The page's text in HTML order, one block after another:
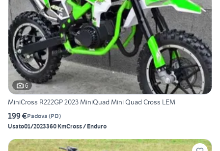
6
MiniCross R222GP 2023 MiniQuad Mini Quad Cross LEM
199 €Padova (PD)
Usato01/2023360 KmCross / Enduro